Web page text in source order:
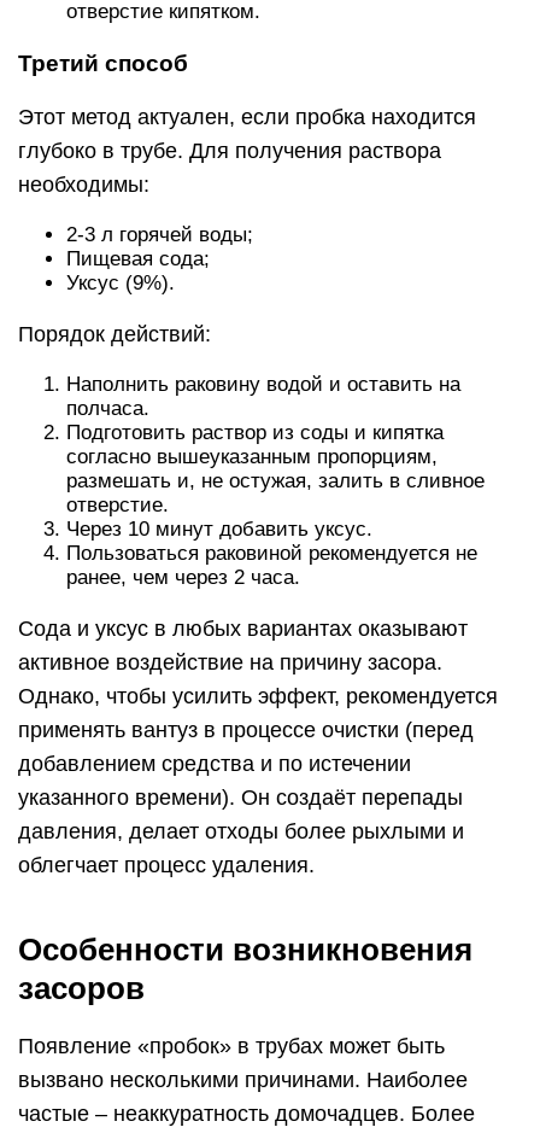
отверстие кипятком.
Третий способ
Этот метод актуален, если пробка находится
глубоко в трубе. Для получения раствора
необходимы:
2-3 л горячей воды;
Пищевая сода;
Уксус (9%).
Порядок действий:
Наполнить раковину водой и оставить на
полчаса.
Подготовить раствор из соды и кипятка
согласно вышеуказанным пропорциям,
размешать и, не остужая, залить в сливное
отверстие.
Через 10 минут добавить уксус.
Пользоваться раковиной рекомендуется не
ранее, чем через 2 часа.
Сода и уксус в любых вариантах оказывают
активное воздействие на причину засора.
Однако, чтобы усилить эффект, рекомендуется
применять вантуз в процессе очистки (перед
добавлением средства и по истечении
указанного времени). Он создаёт перепады
давления, делает отходы более рыхлыми и
облегчает процесс удаления.
Особенности возникновения
засоров
Появление «пробок» в трубах может быть
вызвано несколькими причинами. Наиболее
частые – неаккуратность домочадцев. Более